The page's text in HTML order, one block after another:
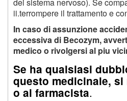
del sistema nervoso). Se
ii.terrompere il trattamento e
In caso di assunzione
eccessiva di Becozym,
medico o rivolgersi al piu
Se ha qualsiasi
questo medicinale,
o al farmacista.